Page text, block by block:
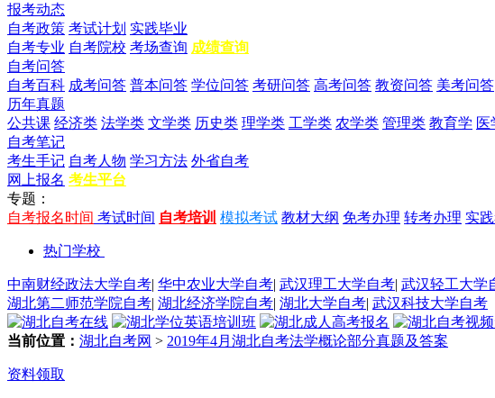
报考动态
自考政策 考试计划 实践毕业
自考专业 自考院校 考场查询 成绩查询
自考问答
自考百科 成考问答 普本问答 学位问答 考研问答 高考问答 教资问答 美考问答
历年真题
公共课 经济类 法学类 文学类 历史类 理学类 工学类 农学类 管理类 教育学 医
自考笔记
考生手记 自考人物 学习方法 外省自考
网上报名 考生平台
专题：
自考报名时间 考试时间 自考培训 模拟考试 教材大纲 免考办理 转考办理 实
热门学校
中南财经政法大学自考| 华中农业大学自考| 武汉理工大学自考| 武汉轻工大学
湖北第二师范学院自考| 湖北经济学院自考| 湖北大学自考| 武汉科技大学自考
当前位置： 湖北自考网 > 2019年4月湖北自考法学概论部分真题及答案
资料领取